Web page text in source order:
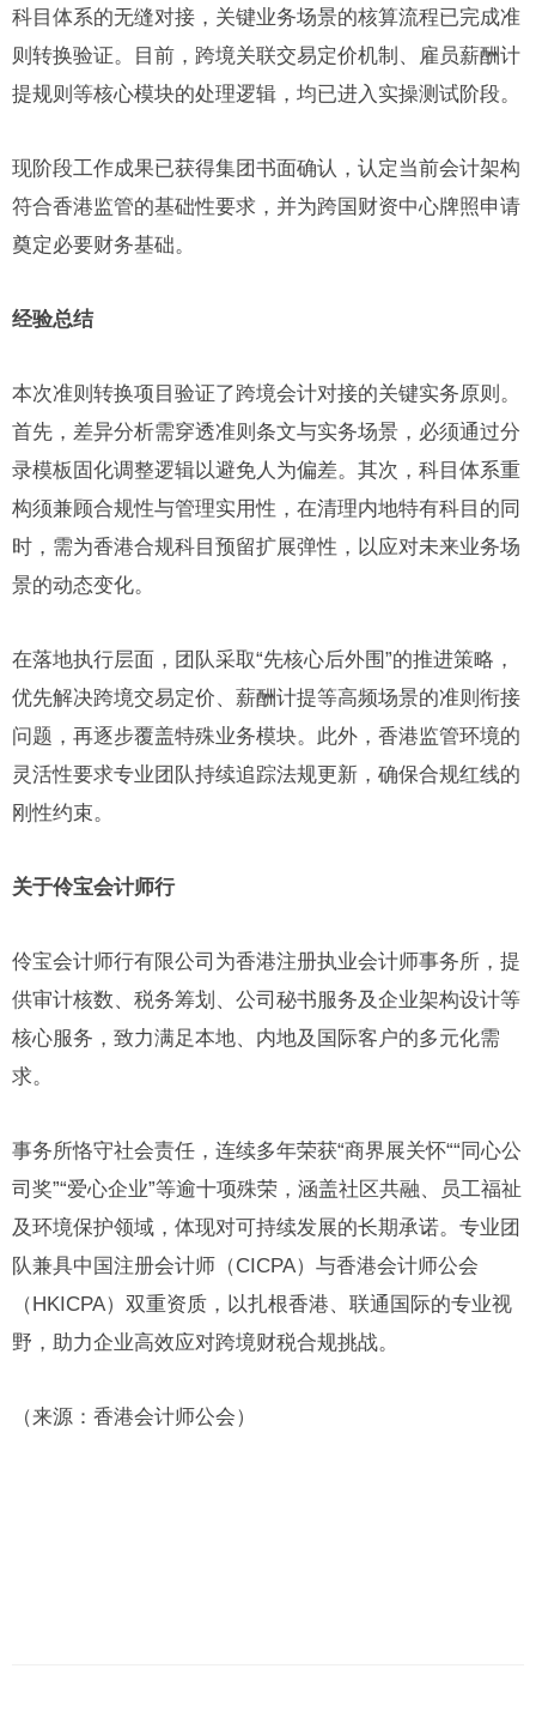
科目体系的无缝对接，关键业务场景的核算流程已完成准
则转换验证。目前，跨境关联交易定价机制、雇员薪酬计
提规则等核心模块的处理逻辑，均已进入实操测试阶段。
现阶段工作成果已获得集团书面确认，认定当前会计架构
符合香港监管的基础性要求，并为跨国财资中心牌照申请
奠定必要财务基础。
经验总结
本次准则转换项目验证了跨境会计对接的关键实务原则。
首先，差异分析需穿透准则条文与实务场景，必须通过分
录模板固化调整逻辑以避免人为偏差。其次，科目体系重
构须兼顾合规性与管理实用性，在清理内地特有科目的同
时，需为香港合规科目预留扩展弹性，以应对未来业务场
景的动态变化。
在落地执行层面，团队采取“先核心后外围”的推进策略，
优先解决跨境交易定价、薪酬计提等高频场景的准则衔接
问题，再逐步覆盖特殊业务模块。此外，香港监管环境的
灵活性要求专业团队持续追踪法规更新，确保合规红线的
刚性约束。
关于伶宝会计师行
伶宝会计师行有限公司为香港注册执业会计师事务所，提
供审计核数、税务筹划、公司秘书服务及企业架构设计等
核心服务，致力满足本地、内地及国际客户的多元化需
求。
事务所恪守社会责任，连续多年荣获“商界展关怀““同心公
司奖”“爱心企业”等逾十项殊荣，涵盖社区共融、员工福祉
及环境保护领域，体现对可持续发展的长期承诺。专业团
队兼具中国注册会计师（CICPA）与香港会计师公会
（HKICPA）双重资质，以扎根香港、联通国际的专业视
野，助力企业高效应对跨境财税合规挑战。
（来源：香港会计师公会）